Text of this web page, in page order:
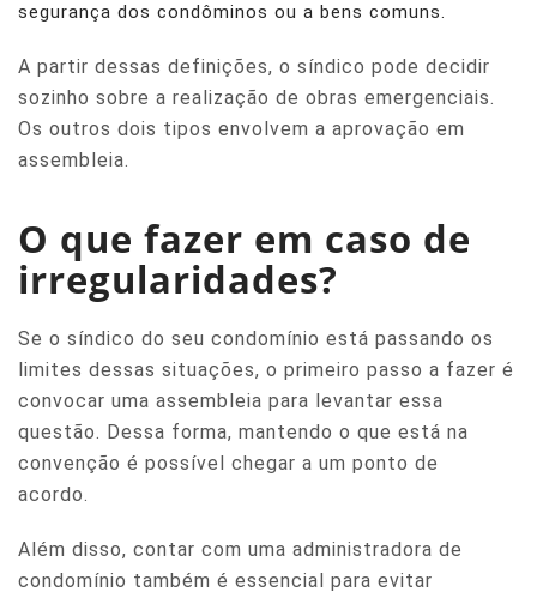
segurança dos condôminos ou a bens comuns.
A partir dessas definições, o síndico pode decidir
sozinho sobre a realização de obras emergenciais.
Os outros dois tipos envolvem a aprovação em
assembleia.
O que fazer em caso de
irregularidades?
Se o síndico do seu condomínio está passando os
limites dessas situações, o primeiro passo a fazer é
convocar uma assembleia para levantar essa
questão. Dessa forma, mantendo o que está na
convenção é possível chegar a um ponto de
acordo.
Além disso, contar com uma administradora de
condomínio também é essencial para evitar